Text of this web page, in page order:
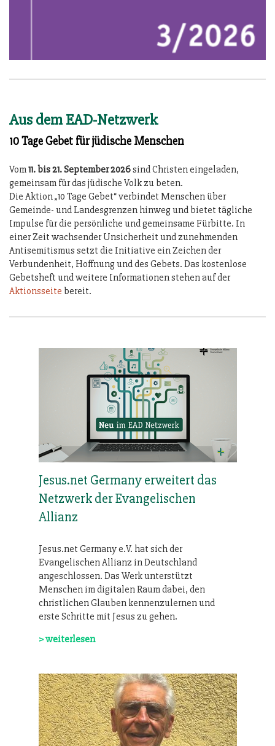
Aus dem EAD-Netzwerk
10 Tage Gebet für jüdische Menschen
Vom11. bis 21. September 2026sind Christen eingeladen,
gemeinsam für das jüdische Volk zu beten.
Die Aktion „10 Tage Gebet“ verbindet Menschen über
Gemeinde- und Landesgrenzen hinweg und bietet tägliche
Impulse für die persönliche und gemeinsame Fürbitte. In
einer Zeit wachsender Unsicherheit und zunehmenden
Antisemitismus setzt die Initiative ein Zeichen der
Verbundenheit, Hoffnung und des Gebets. Das kostenlose
Gebetsheft und weitere Informationen stehen auf der
Aktionsseite bereit.
Jesus.net Germany erweitert das
Netzwerk der Evangelischen
Allianz
Jesus.net Germany e.V. hat sich der
Evangelischen Allianz in Deutschland
angeschlossen. Das Werk unterstützt
Menschen im digitalen Raum dabei, den
christlichen Glauben kennenzulernen und
erste Schritte mit Jesus zu gehen.
> weiterlesen